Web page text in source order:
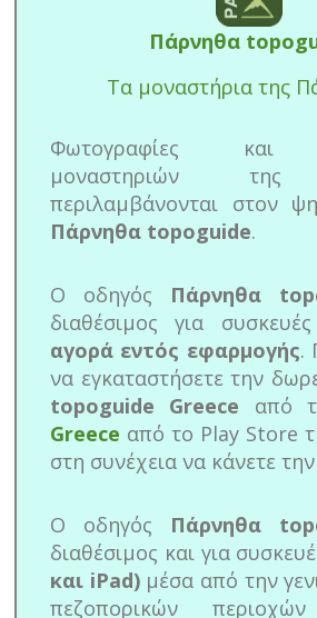
Πάρνηθα
Τα μοναστήρια της
Φωτογραφίες και
μοναστηριών της
περιλαμβάνονται στον
Πάρνηθα topoguide.
Ο οδηγός Πάρνηθα
διαθέσιμος για συσκευές
αγορά εντός εφαρμογής.
να εγκαταστήσετε την
topoguide Greece από
Greece από το Play Store
στη συνέχεια να κάνετε
Ο οδηγός Πάρνηθα
διαθέσιμος και για
και iPad)μέσα από την
πεζοπορικών